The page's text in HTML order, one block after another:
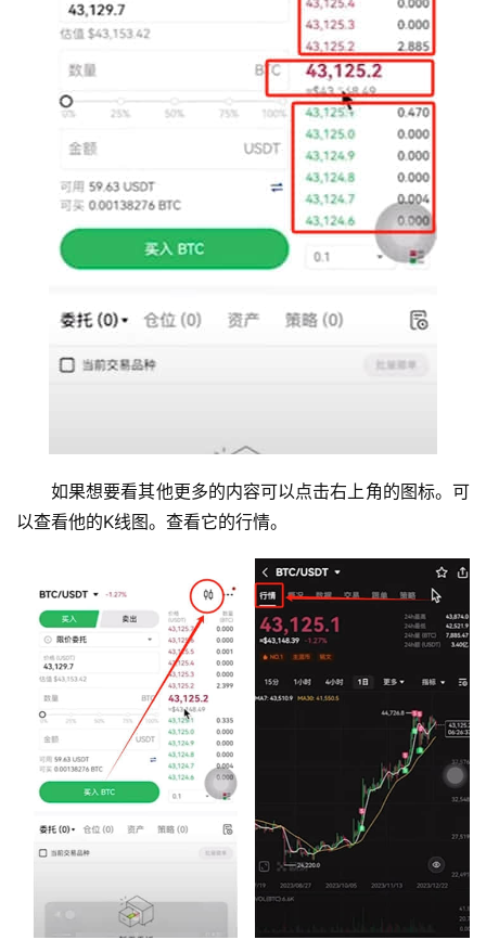
如果想要看其他更多的内容可以点击右上角的图标。可
以查看他的K线图。查看它的行情。